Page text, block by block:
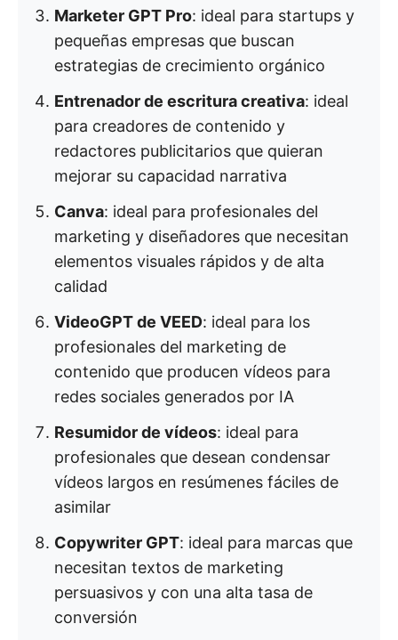
Marketer GPT Pro: ideal para startups y
pequeñas empresas que buscan
estrategias de crecimiento orgánico
Entrenador de escritura creativa: ideal
para creadores de contenido y
redactores publicitarios que quieran
mejorar su capacidad narrativa
Canva: ideal para profesionales del
marketing y diseñadores que necesitan
elementos visuales rápidos y de alta
calidad
VideoGPT de VEED: ideal para los
profesionales del marketing de
contenido que producen vídeos para
redes sociales generados por IA
Resumidor de vídeos: ideal para
profesionales que desean condensar
vídeos largos en resúmenes fáciles de
asimilar
Copywriter GPT: ideal para marcas que
necesitan textos de marketing
persuasivos y con una alta tasa de
conversión